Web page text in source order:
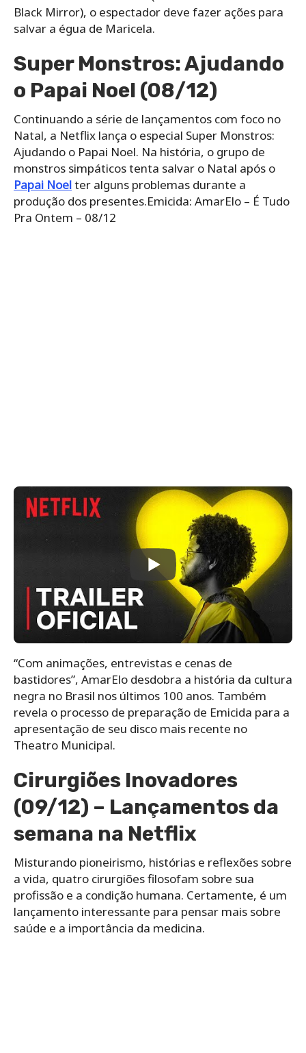
Black Mirror), o espectador deve fazer ações para
salvar a égua de Maricela.
Super Monstros: Ajudando
o Papai Noel (08/12)
Continuando a série de lançamentos com foco no
Natal, a Netflix lança o especial Super Monstros:
Ajudando o Papai Noel. Na história, o grupo de
monstros simpáticos tenta salvar o Natal após o
Papai Noelter alguns problemas durante a
produção dos presentes.Emicida: AmarElo – É Tudo
Pra Ontem – 08/12
“Com animações, entrevistas e cenas de
bastidores”, AmarElo desdobra a história da cultura
negra no Brasil nos últimos 100 anos. Também
revela o processo de preparação de Emicida para a
apresentação de seu disco mais recente no
Theatro Municipal.
Cirurgiões Inovadores
(09/12) – Lançamentos da
semana na Netflix
Misturando pioneirismo, histórias e reflexões sobre
a vida, quatro cirurgiões filosofam sobre sua
profissão e a condição humana. Certamente, é um
lançamento interessante para pensar mais sobre
saúde e a importância da medicina.